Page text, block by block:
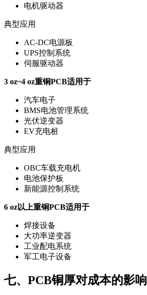
电机驱动器
典型应用
AC-DC电源板
UPS控制系统
伺服驱动器
3 oz~4 oz重铜PCB适用于
汽车电子
BMS电池管理系统
光伏逆变器
EV充电桩
典型应用
OBC车载充电机
电池保护板
新能源控制系统
6 oz以上重铜PCB适用于
焊接设备
大功率逆变器
工业配电系统
军工电子设备
七、PCB铜厚对成本的影响